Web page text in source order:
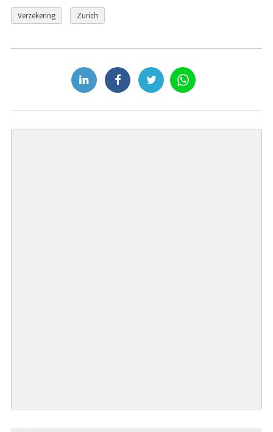
Verzekering Zurich